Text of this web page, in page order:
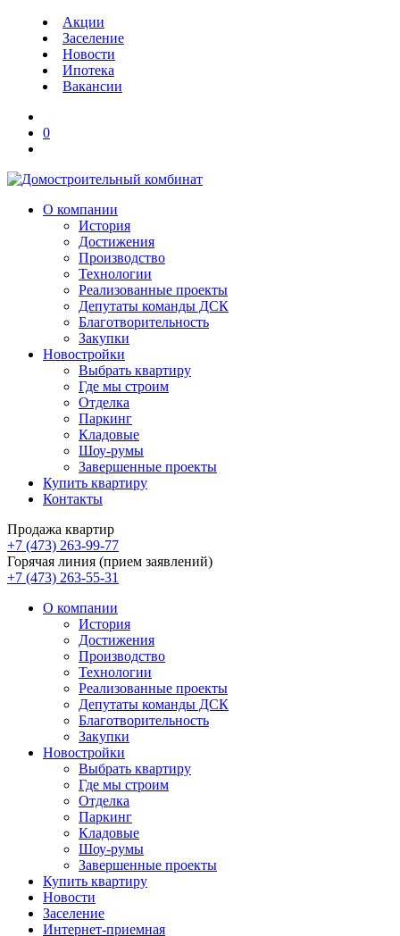
Акции
Заселение
Новости
Ипотека
Вакансии
0
О компании
История
Достижения
Производство
Технологии
Реализованные проекты
Депутаты команды ДСК
Благотворительность
Закупки
Новостройки
Выбрать квартиру
Где мы строим
Отделка
Паркинг
Кладовые
Шоу-румы
Завершенные проекты
Купить квартиру
Контакты
Продажа квартир
+7 (473) 263-99-77
Горячая линия (прием заявлений)
+7 (473) 263-55-31
О компании
История
Достижения
Производство
Технологии
Реализованные проекты
Депутаты команды ДСК
Благотворительность
Закупки
Новостройки
Выбрать квартиру
Где мы строим
Отделка
Паркинг
Кладовые
Шоу-румы
Завершенные проекты
Купить квартиру
Новости
Заселение
Интернет-приемная